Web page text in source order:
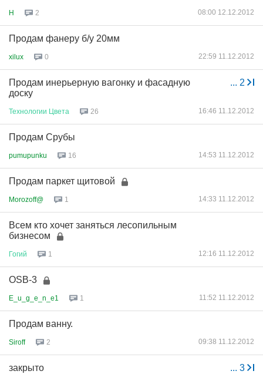
H 2 08:00 12.12.2012
Продам фанеру б/у 20мм
xilux 0 22:59 11.12.2012
... 2
Продам инерьерную вагонку и фасадную
доску
Технологии Цвета 26 16:46 11.12.2012
Продам Срубы
pumupunku 16 14:53 11.12.2012
Продам паркет щитовой
Morozoff@ 1 14:33 11.12.2012
Всем кто хочет заняться лесопильным
бизнесом
Гогий 1 12:16 11.12.2012
OSB-3
E_u_g_e_n_e1 1 11:52 11.12.2012
Продам ванну.
Siroff 2 09:38 11.12.2012
... 3
закрыто